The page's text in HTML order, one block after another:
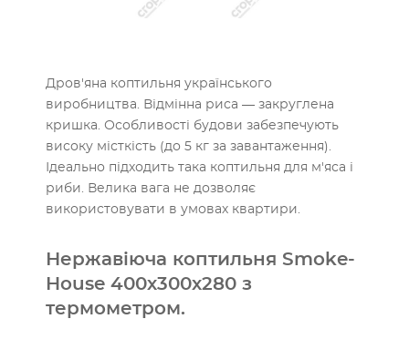
Дров'яна коптильня українського
виробництва. Відмінна риса — закруглена
кришка. Особливості будови забезпечують
високу місткість (до 5 кг за завантаження).
Ідеально підходить така коптильня для м'яса і
риби. Велика вага не дозволяє
використовувати в умовах квартири.
Нержавіюча коптильня Smoke-
House 400х300х280 з
термометром.